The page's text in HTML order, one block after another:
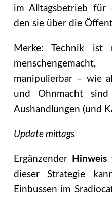
im Alltagsbetrieb für
den sie über die
Merke: Technik
manipulierbar – wie
und Ohnmacht sind
Aushandlungen (und
Update mittags
Ergänzender Hinweis
dieser Strategie
Einbussen im